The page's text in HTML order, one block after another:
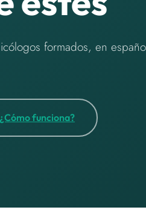
formados, en
¿Cómo funciona?